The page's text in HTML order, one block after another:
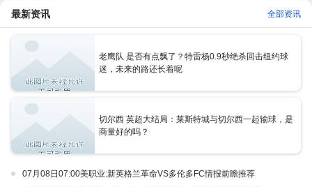
最新资讯 全部资讯
老鹰队 是否有点飘了？特雷杨0.9秒绝杀回击纽约球
迷，未来的路还长着呢
切尔西 英超大结局：莱斯特城与切尔西一起输球，是
商量好的吗？
07月08日07:00美职业:新英格兰革命VS多伦多FC情报前瞻推荐